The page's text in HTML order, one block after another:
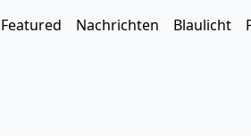
Featured Nachrichten Blaulicht